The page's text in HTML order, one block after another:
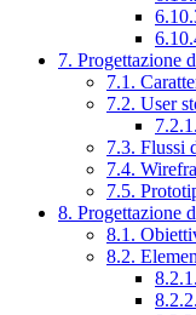
7. Progettazione
7.1.
7.2. User
7.3. Flussi
7.4.
7.5.
8. Progettazione
8.1.
8.2.